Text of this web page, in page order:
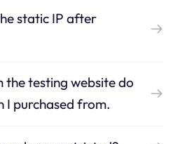
static IP after
the testing website do
I purchased from.